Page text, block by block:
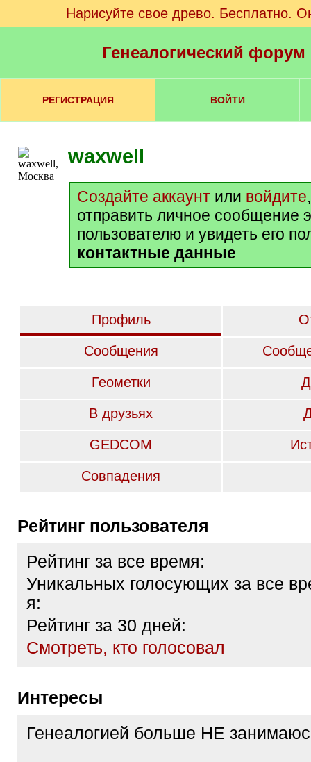
Нарисуйте свое древо. Бесплатно.
Генеалогический
РЕГИСТРАЦИЯ ВОЙТИ
waxwell
Создайте аккаунт или войдите
отправить личное сообщение
пользователю и увидеть его
контактные данные
Профиль
Сообщения
Геометки
В друзьях
GEDCOM
Совпадения
Рейтинг пользователя
Рейтинг за все время:
Уникальных голосующих за все
я:
Рейтинг за 30 дней:
Cмотреть, кто голосовал
Интересы
Генеалогией больше НЕ